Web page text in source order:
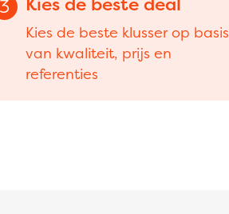
3
Kies de beste klusser op basis
van kwaliteit, prijs en
referenties